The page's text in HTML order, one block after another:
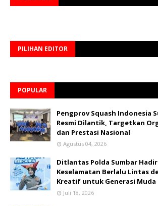
PILIHAN EDITOR
POPULAR
Pengprov Squash Indonesia
Resmi Dilantik, Targetkan
dan Prestasi Nasional
Agustus 04, 2026
Ditlantas Polda Sumbar
Keselamatan Berlalu Lintas
Kreatif untuk Generasi Muda
Juli 18, 2026